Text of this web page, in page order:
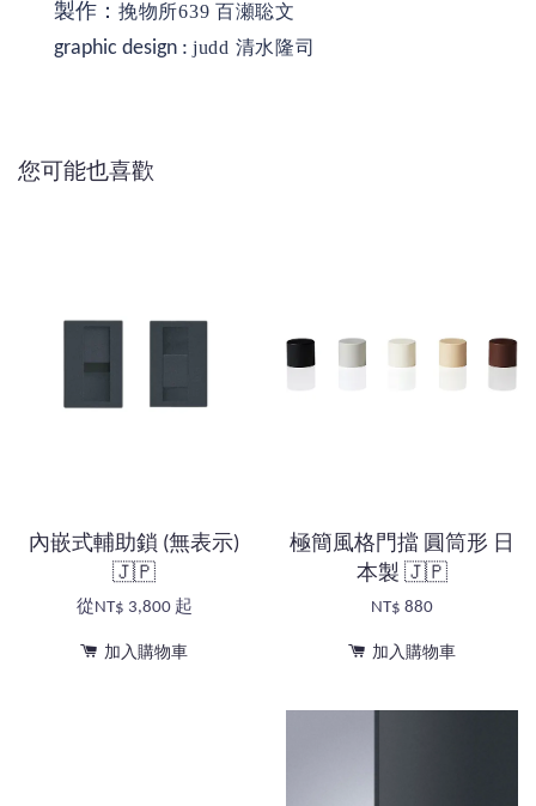
製作： 挽物所639 百瀬聡文
graphic design : judd 清水隆司
您可能也喜歡
內嵌式輔助鎖 (無表示)
🇯🇵
從NT$ 3,800 起
加入購物車
極簡風格門擋 圓筒形 日
本製 🇯🇵
NT$ 880
加入購物車